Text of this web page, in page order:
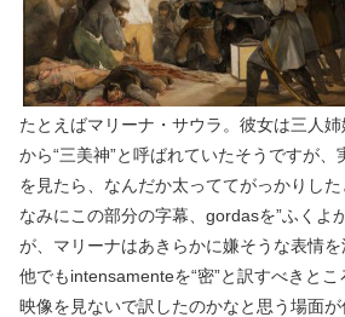
たとえばマリーナ・サウラ。彼女は三人
から“三美神”と呼ばれていたそうですが
を見たら、なんだか太っててがっかりし
なみにこの部分の字幕、gordasを”ふくよ
が、マリーナはあきらかに嫌そうな表情を
他でもintensamenteを“密”と訳すべきとこ
映像を見ないで訳したのかなと思う場面が